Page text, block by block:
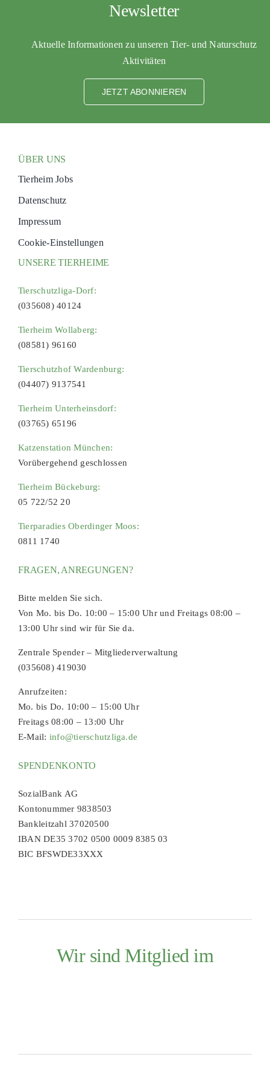
Newsletter
Aktuelle Informationen zu unseren Tier- und Naturschutz
Aktivitäten
JETZT ABONNIEREN
ÜBER UNS
Tierheim Jobs
Datenschutz
Impressum
Cookie-Einstellungen
UNSERE TIERHEIME
Tierschutzliga-Dorf:
(035608) 40124
Tierheim Wollaberg:
(08581) 96160
Tierschutzhof Wardenburg:
(04407) 9137541
Tierheim Unterheinsdorf:
(03765) 65196
Katzenstation München:
Vorübergehend geschlossen
Tierheim Bückeburg:
05 722/52 20
Tierparadies Oberdinger Moos:
0811 1740
FRAGEN, ANREGUNGEN?
Bitte melden Sie sich.
Von Mo. bis Do. 10:00 – 15:00 Uhr und Freitags 08:00 –
13:00 Uhr sind wir für Sie da.
Zentrale Spender – Mitgliederverwaltung
(035608) 419030
Anrufzeiten:
Mo. bis Do. 10:00 – 15:00 Uhr
Freitags 08:00 – 13:00 Uhr
E-Mail: info@tierschutzliga.de
SPENDENKONTO
SozialBank AG
Kontonummer 9838503
Bankleitzahl 37020500
IBAN DE35 3702 0500 0009 8385 03
BIC BFSWDE33XXX
Wir sind Mitglied im